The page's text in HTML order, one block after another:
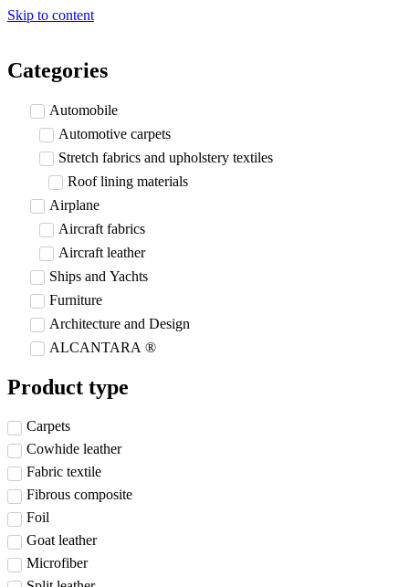
Skip to content
Categories
Automobile
Automotive carpets
Stretch fabrics and upholstery textiles
Roof lining materials
Airplane
Aircraft fabrics
Aircraft leather
Ships and Yachts
Furniture
Architecture and Design
ALCANTARA ®
Product type
Carpets
Cowhide leather
Fabric textile
Fibrous composite
Foil
Goat leather
Microfiber